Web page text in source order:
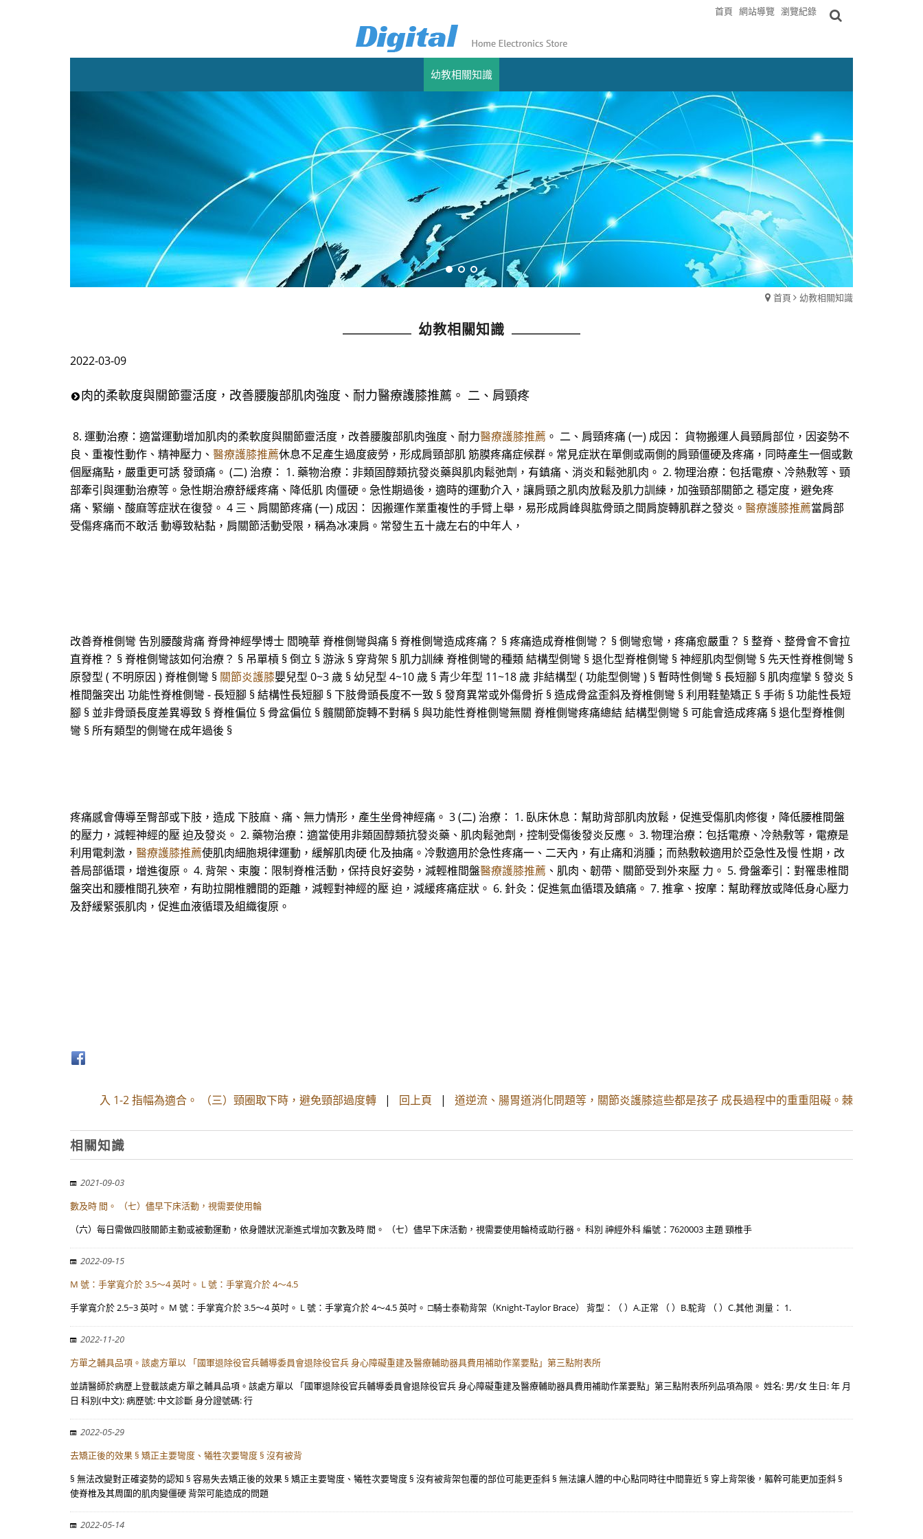
首頁 網站導覽 瀏覽紀錄
幼教相關知識
首頁 幼教相關知識
幼教相關知識
2022-03-09
肉的柔軟度與關節靈活度，改善腰腹部肌肉強度、耐力醫療護膝推薦。 二、肩頸疼
8. 運動治療：適當運動增加肌肉的柔軟度與關節靈活度，改善腰腹部肌肉強度、耐力醫療護膝推薦 。 二、肩頸疼痛 (一) 成因： 貨物搬運人員頸肩部位，因姿勢不
良、重複性動作、精神壓力、 醫療護膝推薦休息不足產生過度疲勞，形成肩頸部肌 筋膜疼痛症候群。常見症狀在單側或兩側的肩頸僵硬及疼痛，同時產生一個或數
個壓痛點，嚴重更可誘 發頭痛。 (二) 治療： 1. 藥物治療：非類固醇類抗發炎藥與肌肉鬆弛劑，有鎮痛、消炎和鬆弛肌肉。 2. 物理治療：包括電療、冷熱敷等、頸
部牽引與運動治療等。急性期治療舒緩疼痛、降低肌 肉僵硬。急性期過後，適時的運動介入，讓肩頸之肌肉放鬆及肌力訓練，加強頸部關節之 穩定度，避免疼
痛、緊繃、酸麻等症狀在復發。 4 三、肩關節疼痛 (一) 成因： 因搬運作業重複性的手臂上舉，易形成肩峰與肱骨頭之間肩旋轉肌群之發炎。 醫療護膝推薦當肩部
受傷疼痛而不敢活 動導致粘黏，肩關節活動受限，稱為冰凍肩。常發生五十歲左右的中年人，
改善脊椎側彎 告別腰酸背痛 脊骨神經學博士 閻曉華 脊椎側彎與痛 § 脊椎側彎造成疼痛？ § 疼痛造成脊椎側彎？ § 側彎愈彎，疼痛愈嚴重？ § 整脊、整骨會不會拉
直脊椎？ § 脊椎側彎該如何治療？ § 吊單槓 § 倒立 § 游泳 § 穿背架 § 肌力訓練 脊椎側彎的種類 結構型側彎 § 退化型脊椎側彎 § 神經肌肉型側彎 § 先天性脊椎側彎 §
原發型 ( 不明原因 ) 脊椎側彎 § 關節炎護膝嬰兒型 0~3 歲 § 幼兒型 4~10 歲 § 青少年型 11~18 歲 非結構型 ( 功能型側彎 ) § 暫時性側彎 § 長短腳 § 肌肉痙攣 § 發炎 §
椎間盤突出 功能性脊椎側彎 - 長短腳 § 結構性長短腳 § 下肢骨頭長度不一致 § 發育異常或外傷骨折 § 造成骨盆歪斜及脊椎側彎 § 利用鞋墊矯正 § 手術 § 功能性長短
腳 § 並非骨頭長度差異導致 § 脊椎偏位 § 骨盆偏位 § 髖關節旋轉不對稱 § 與功能性脊椎側彎無關 脊椎側彎疼痛總結 結構型側彎 § 可能會造成疼痛 § 退化型脊椎側
彎 § 所有類型的側彎在成年過後 §
疼痛感會傳導至臀部或下肢，造成 下肢麻、痛、無力情形，產生坐骨神經痛。 3 (二) 治療： 1. 臥床休息：幫助背部肌肉放鬆，促進受傷肌肉修復，降低腰椎間盤
的壓力，減輕神經的壓 迫及發炎。 2. 藥物治療：適當使用非類固醇類抗發炎藥、肌肉鬆弛劑，控制受傷後發炎反應。 3. 物理治療：包括電療、冷熱敷等，電療是
利用電刺激， 醫療護膝推薦使肌肉細胞規律運動，緩解肌肉硬 化及抽痛。冷敷適用於急性疼痛一、二天內，有止痛和消腫；而熱敷較適用於亞急性及慢 性期，改
善局部循環，增進復原。 4. 背架、束腹：限制脊椎活動，保持良好姿勢，減輕椎間盤醫療護膝推薦 、肌肉、韌帶、關節受到外來壓 力。 5. 骨盤牽引：對罹患椎間
盤突出和腰椎間孔狹窄，有助拉開椎體間的距離，減輕對神經的壓 迫，減緩疼痛症狀。 6. 針灸：促進氣血循環及鎮痛。 7. 推拿、按摩：幫助釋放或降低身心壓力
及舒緩緊張肌肉，促進血液循環及組織復原。
入 1-2 指幅為適合。 （三）頸圈取下時，避免頸部過度轉 | 回上頁 | 道逆流、腸胃道消化問題等，關節炎護膝這些都是孩子 成長過程中的重重阻礙。棘
相關知識
2021-09-03
數及時 間。 （七）儘早下床活動，視需要使用輪
（六）每日需做四肢關節主動或被動運動，依身體狀況漸進式增加次數及時 間。 （七）儘早下床活動，視需要使用輪椅或助行器。 科別 神經外科 編號：7620003 主題 頸椎手
2022-09-15
M 號：手掌寬介於 3.5～4 英吋。 L 號：手掌寬介於 4～4.5
手掌寬介於 2.5~3 英吋。 M 號：手掌寬介於 3.5～4 英吋。 L 號：手掌寬介於 4～4.5 英吋。 □騎士泰勒背架（Knight-Taylor Brace） 背型：（ ）A.正常 （ ）B.駝背 （ ）C.其他 測量： 1.
2022-11-20
方單之輔具品項。該處方單以 「國軍退除役官兵輔導委員會退除役官兵 身心障礙重建及醫療輔助器具費用補助作業要點」第三點附表所
並請醫師於病歷上登載該處方單之輔具品項。該處方單以 「國軍退除役官兵輔導委員會退除役官兵 身心障礙重建及醫療輔助器具費用補助作業要點」第三點附表所列品項為限。 姓名: 男/女 生日: 年 月
日 科別(中文): 病歷號: 中文診斷 身分證號碼: 行
2022-05-29
去矯正後的效果 § 矯正主要彎度、犧牲次要彎度 § 沒有被背
§ 無法改變對正確姿勢的認知 § 容易失去矯正後的效果 § 矯正主要彎度、犧牲次要彎度 § 沒有被背架包覆的部位可能更歪斜 § 無法讓人體的中心點同時往中間靠近 § 穿上背架後，軀幹可能更加歪斜 §
使脊椎及其周圍的肌肉變僵硬 背架可能造成的問題
2022-05-14